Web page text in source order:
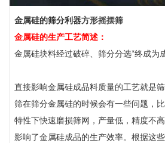
金属硅的筛分利器方形摇摆筛
金属硅的生产工艺简述：
金属硅块料经过破碎、筛分分选*终成为
直接影响金属硅成品料质量的工艺就是
筛在筛分金属硅的时候会有一些问题，
特性下快速磨损筛网，产量低，精度不
影响了金属硅成品的生产效率。根据这